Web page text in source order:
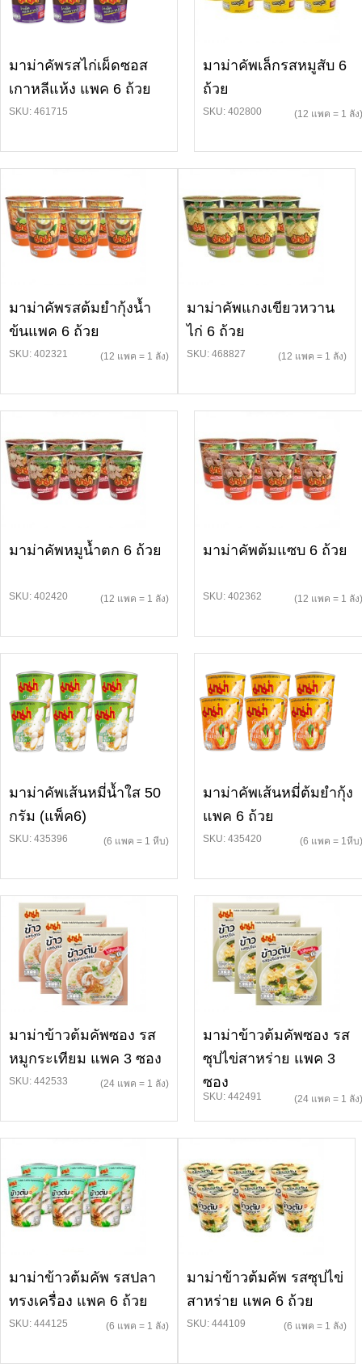
มาม่าคัพรสไก่เผ็ดซอส
เกาหลีแห้ง แพค 6 ถ้วย
SKU: 461715
มาม่าคัพเล็กรสหมูสับ 6
ถ้วย
SKU: 402800 (12 แพค = 1 ลัง)
มาม่าคัพรสต้มยำกุ้งน้ำ
ข้นแพค 6 ถ้วย
SKU: 402321 (12 แพค = 1 ลัง)
มาม่าคัพแกงเขียวหวาน
ไก่ 6 ถ้วย
SKU: 468827 (12 แพค = 1 ลัง)
มาม่าคัพหมูน้ำตก 6 ถ้วย
SKU: 402420 (12 แพค = 1 ลัง)
มาม่าคัพต้มแซบ 6 ถ้วย
SKU: 402362 (12 แพค = 1 ลัง)
มาม่าคัพเส้นหมี่น้ำใส 50
กรัม (แพ็ค6)
SKU: 435396 (6 แพค = 1 หีบ)
มาม่าคัพเส้นหมี่ต้มยำกุ้ง
แพค 6 ถ้วย
SKU: 435420 (6 แพค = 1หีบ)
มาม่าข้าวต้มคัพซอง รส
หมูกระเทียม แพค 3 ซอง
SKU: 442533 (24 แพค = 1 ลัง)
มาม่าข้าวต้มคัพซอง รส
ซุปไข่สาหร่าย แพค 3
ซอง
SKU: 442491 (24 แพค = 1 ลัง)
มาม่าข้าวต้มคัพ รสปลา
ทรงเครื่อง แพค 6 ถ้วย
SKU: 444125 (6 แพค = 1 ลัง)
มาม่าข้าวต้มคัพ รสซุปไข่
สาหร่าย แพค 6 ถ้วย
SKU: 444109 (6 แพค = 1 ลัง)